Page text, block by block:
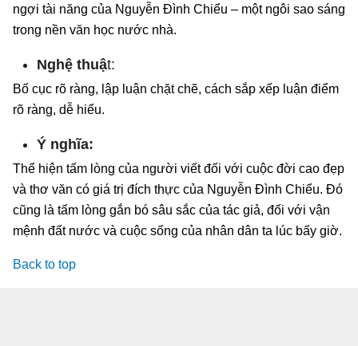
ngợi tài năng của Nguyễn Đình Chiểu – một ngôi sao sáng
trong nền văn học nước nhà.
Nghệ thuật:
Bố cục rõ ràng, lập luận chặt chẽ, cách sắp xếp luận điểm
rõ ràng, dễ hiểu.
Ý nghĩa:
Thể hiện tấm lòng của người viết đối với cuộc đời cao đẹp
và thơ văn có giá trị đích thực của Nguyễn Đình Chiểu. Đó
cũng là tấm lòng gắn bó sâu sắc của tác giả, đối với vận
mệnh đất nước và cuộc sống của nhân dân ta lúc bấy giờ.
Back to top